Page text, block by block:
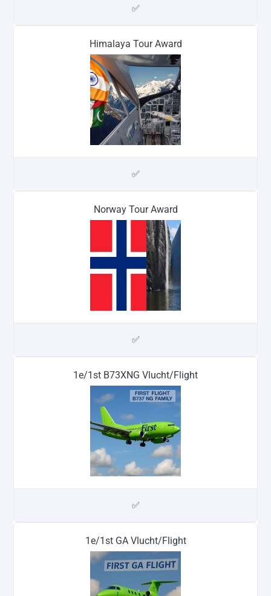
✅
Himalaya Tour Award
✅
Norway Tour Award
✅
1e/1st B73XNG Vlucht/Flight
✅
1e/1st GA Vlucht/Flight